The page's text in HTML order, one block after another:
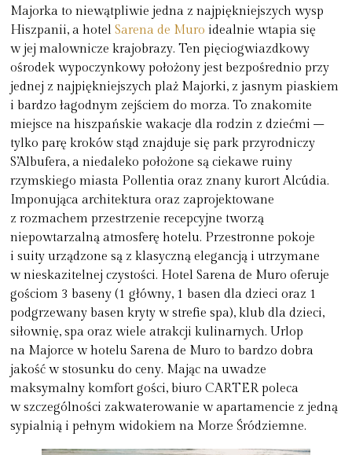
Majorka to niewątpliwie jedna z najpiękniejszych wysp
Hiszpanii, a hotelSarena de Muro idealnie wtapia się
w jej malownicze krajobrazy. Ten pięciogwiazdkowy
ośrodek wypoczynkowy położony jest bezpośrednio przy
jednej z najpiękniejszych plaż Majorki, z jasnym piaskiem
i bardzo łagodnym zejściem do morza. To znakomite
miejsce na hiszpańskie wakacje dla rodzin z dziećmi –
tylko parę kroków stąd znajduje się park przyrodniczy
S’Albufera, a niedaleko położone są ciekawe ruiny
rzymskiego miasta Pollentia oraz znany kurort Alcúdia.
Imponująca architektura oraz zaprojektowane
z rozmachem przestrzenie recepcyjne tworzą
niepowtarzalną atmosferę hotelu. Przestronne pokoje
i suity urządzone są z klasyczną elegancją i utrzymane
w nieskazitelnej czystości. Hotel Sarena de Muro oferuje
gościom 3 baseny (1 główny, 1 basen dla dzieci oraz 1
podgrzewany basen kryty w strefie spa), klub dla dzieci,
siłownię, spa oraz wiele atrakcji kulinarnych. Urlop
na Majorce w hotelu Sarena de Muro to bardzo dobra
jakość w stosunku do ceny. Mając na uwadze
maksymalny komfort gości, biuro CARTER poleca
w szczególności zakwaterowanie w apartamencie z jedną
sypialnią i pełnym widokiem na Morze Śródziemne.